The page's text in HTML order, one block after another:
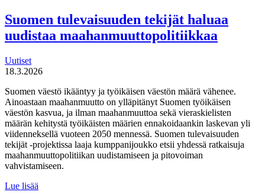
liikuntaneuvontapalvelun
kirjaamisen,
lähettämisen
käytännöistä
Suomen tulevaisuuden tekijät haluaa
uudistaa maahanmuuttopolitiikkaa
Uutiset
18.3.2026
Suomen väestö ikääntyy ja työikäisen väestön määrä vähenee.
Ainoastaan maahanmuutto on ylläpitänyt Suomen työikäisen
väestön kasvua, ja ilman maahanmuuttoa sekä vieraskielisten
määrän kehitystä työikäisten määrien ennakoidaankin laskevan yli
viidenneksellä vuoteen 2050 mennessä. Suomen tulevaisuuden
tekijät -projektissa laaja kumppanijoukko etsii yhdessä ratkaisuja
maahanmuuttopolitiikan uudistamiseen ja pitovoiman
vahvistamiseen.
Lue lisää